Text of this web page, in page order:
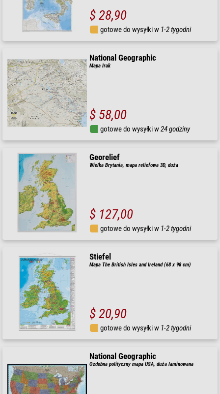
$ 28,90
gotowe do wysyłki w 1-2 tygodni
National Geographic
Mapa Irak
$ 58,00
gotowe do wysyłki w24 godziny
Georelief
Wielka Brytania, mapa reliefowa 3D, duża
$ 127,00
gotowe do wysyłki w 1-2 tygodni
Stiefel
Mapa The British Isles and Ireland (68 x 98 cm)
$ 20,90
gotowe do wysyłki w 1-2 tygodni
National Geographic
Ozdobna polityczny mapa USA, duża laminowana